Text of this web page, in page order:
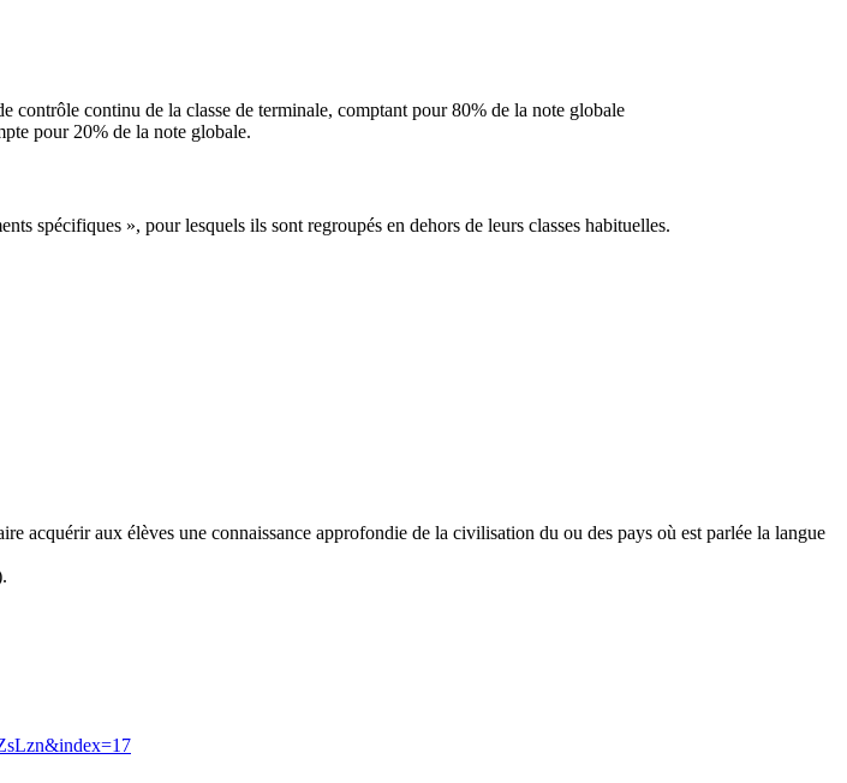
contrôle continu de la classe de terminale, comptant pour 80% de la note globale
pour 20% de la note globale.
spécifiques », pour lesquels ils sont regroupés en dehors de leurs classes habituelles.
acquérir aux élèves une connaissance approfondie de la civilisation du ou des pays où est parlée la langue